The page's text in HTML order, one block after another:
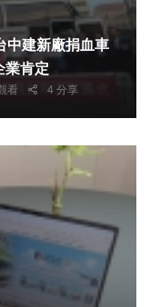
中建新廠捐血車
業肯定
看 4 分享